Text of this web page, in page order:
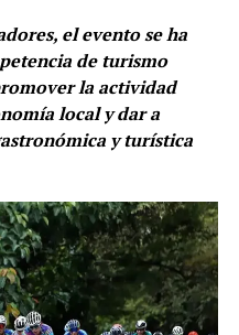
el evento se ha
de turismo
la actividad
local y dar a
y turística